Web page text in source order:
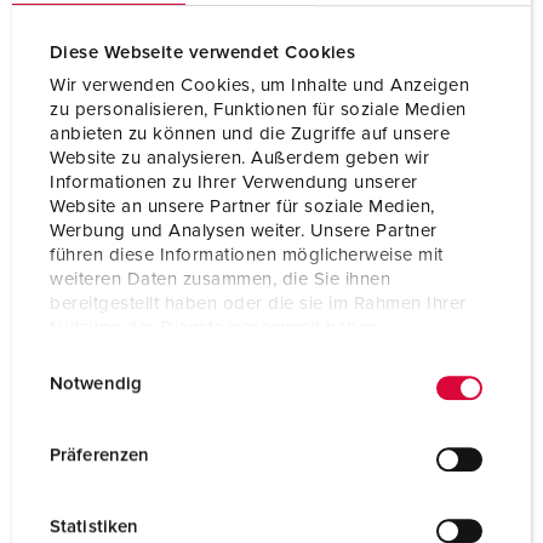
Diese Webseite verwendet Cookies
Wir verwenden Cookies, um Inhalte und Anzeigen
zu personalisieren, Funktionen für soziale Medien
anbieten zu können und die Zugriffe auf unsere
Website zu analysieren. Außerdem geben wir
Informationen zu Ihrer Verwendung unserer
Website an unsere Partner für soziale Medien,
Werbung und Analysen weiter. Unsere Partner
führen diese Informationen möglicherweise mit
weiteren Daten zusammen, die Sie ihnen
bereitgestellt haben oder die sie im Rahmen Ihrer
Notwendig
Präferenzen
Statistiken
Indice de protection IP44
Plastron 75x75 mm
Trous de fixation 60x60 mm
Poids 184 g
Certification de conformité
VDE
EAC
CB Zertifikat